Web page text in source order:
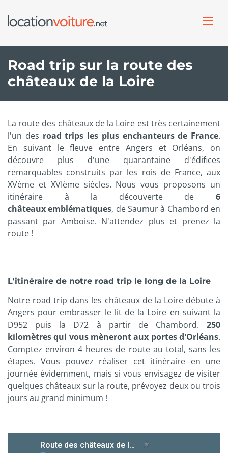
Road trip sur la route des
châteaux de la Loire
La route des châteaux de la Loire est très certainement
l'un des road trips les plus enchanteurs de France.
En suivant le fleuve entre Angers et Orléans, on
découvre plus d'une quarantaine d'édifices
remarquables construits par les rois de France, aux
XVème et XVIème siècles. Nous vous proposons un
itinéraire à la découverte de 6
châteaux emblématiques, de Saumur à Chambord en
passant par Amboise. N'attendez plus et prenez la
route !
L'itinéraire de notre road trip le long de la Loire
Notre road trip dans les châteaux de la Loire débute à
Angers pour embrasser le lit de la Loire en suivant la
D952 puis la D72 à partir de Chambord. 250
kilomètres qui vous mèneront aux portes d'Orléans.
Comptez environ 4 heures de route au total, sans les
étapes. Vous pouvez réaliser cet itinéraire en une
journée évidemment, mais si vous envisagez de visiter
quelques châteaux sur la route, prévoyez deux ou trois
jours au grand minimum !